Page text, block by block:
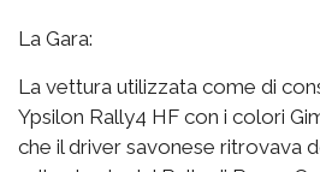
La Gara:
La vettura utilizzata come di
Ypsilon Rally4 HF con i colori
che il driver savonese ritrovava